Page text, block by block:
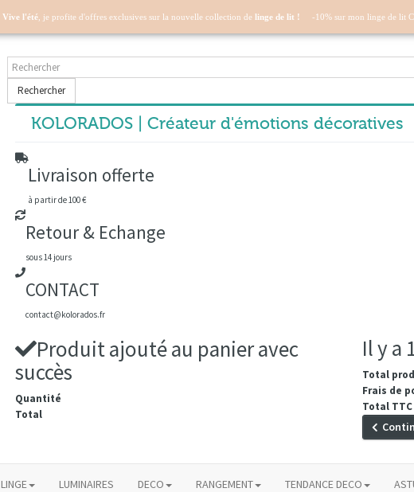
Rechercher
KOLORADOS | Créateur d'émotions décoratives
Livraison offerte
à partir de 100 €
Retour & Echange
sous 14 jours
CONTACT
contact@kolorados.fr
Produit ajouté au panier avec
succès
Quantité
Total
Il y a
Total
Frais de
Total TTC
LINGE LUMINAIRES DECO RANGEMENT TENDANCE DECO
Vive l'été , je profite d'offres exclusives sur la nouvelle collection de linge de lit ! -10% sur mon linge de lit